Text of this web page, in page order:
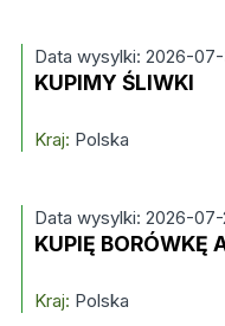
Data wysylki: 2026-
KUPIMY ŚLIWKI
Kraj: Polska
Data wysylki: 2026-07-
KUPIĘ BORÓWKĘ
Kraj: Polska